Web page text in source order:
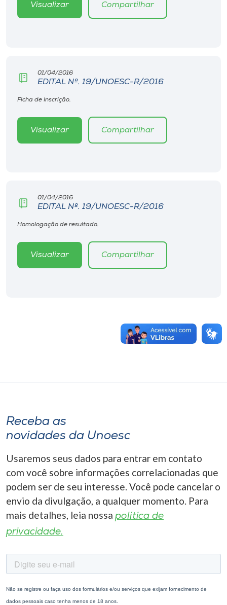
Museu
Visualizar Compartilhar
01/04/2016
EDITAL Nº. 19/UNOESC-R/2016
Ficha de Inscrição.
Visualizar Compartilhar
01/04/2016
EDITAL Nº. 19/UNOESC-R/2016
Homologação de resultado.
Visualizar Compartilhar
Receba as
novidades da Unoesc
Usaremos seus dados para entrar em contato
com você sobre informações correlacionadas que
podem ser de seu interesse. Você pode cancelar o
envio da divulgação, a qualquer momento. Para
mais detalhes, leia nossa política de
privacidade.